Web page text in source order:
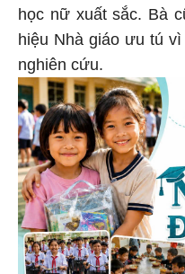
học nữ xuất sắc. Bà
hiệu Nhà giáo ưu tú
nghiên cứu.